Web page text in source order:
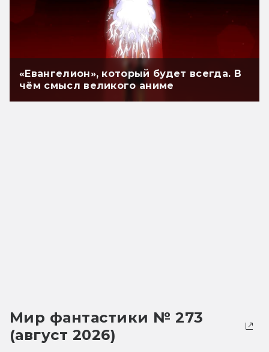
«Евангелион», который будет всегда. В
чём смысл великого аниме
Мир фантастики № 273
(август 2026)